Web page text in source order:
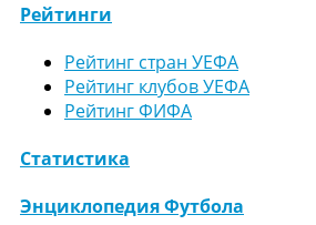
Рейтинги
Рейтинг стран УЕФА
Рейтинг клубов УЕФА
Рейтинг ФИФА
Статистика
Энциклопедия Футбола